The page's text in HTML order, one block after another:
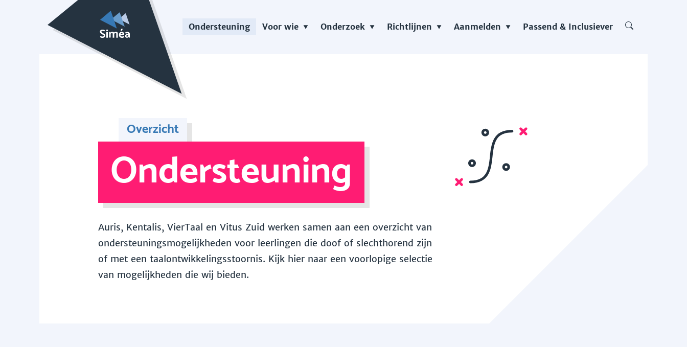
Ondersteuning Voor wie Onderzoek Richtlijnen Aanmelden Passend & Inclusiever
Overzicht
Ondersteuning
Auris, Kentalis, VierTaal en Vitus Zuid werken samen aan een overzicht van
ondersteuningsmogelijkheden voor leerlingen die doof of slechthorend zijn
of met een taalontwikkelingsstoornis. Kijk hier naar een voorlopige selectie
van mogelijkheden die wij bieden.